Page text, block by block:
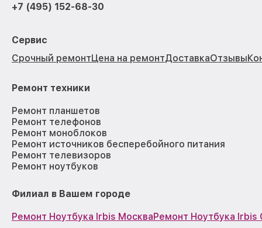
+7 (495) 152-68-30
Сервис
Срочный ремонтЦена на ремонтДоставкаОтзывы
Ремонт техники
Ремонт планшетов
Ремонт телефонов
Ремонт моноблоков
Ремонт источников бесперебойного питания
Ремонт телевизоров
Ремонт ноутбуков
Филиал в Вашем городе
Ремонт Ноутбука Irbis МоскваРемонт Ноутбука Irbis